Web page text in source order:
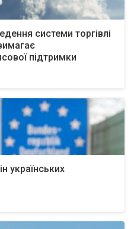
системи торгівлі
підтримки
українських